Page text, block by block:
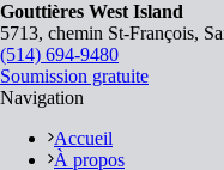
Gouttières West Island
5713, chemin St-François,
(514) 694-9480
Soumission gratuite
Navigation
Accueil
À propos